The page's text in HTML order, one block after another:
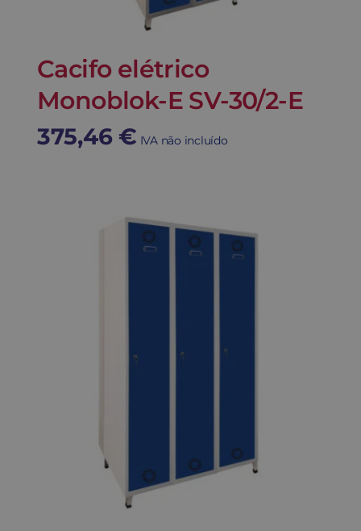
Cacifo elétrico
Monoblok-E SV-30/2-E
375,46 € IVA não incluído